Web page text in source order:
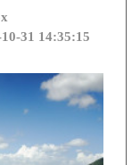
31 14:35:15